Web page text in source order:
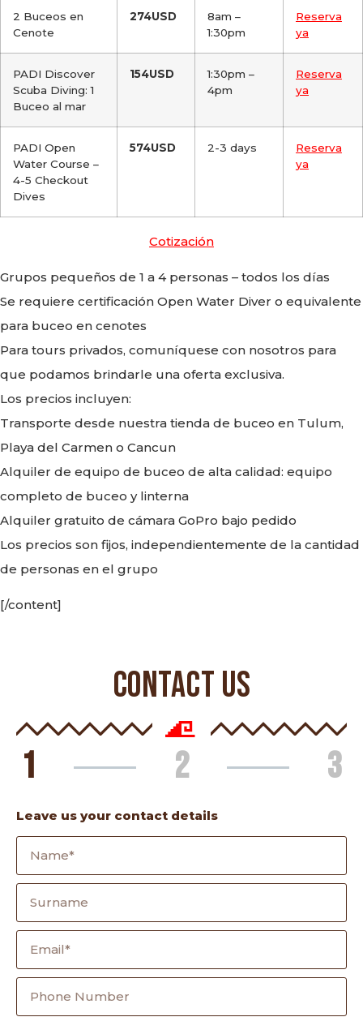
2 Buceos en
Cenote
274USD
8am –
1:30pm
Reserva
ya
PADI Discover
Scuba Diving: 1
Buceo al mar
154USD
1:30pm –
4pm
Reserva
ya
PADI Open
Water Course –
4-5 Checkout
Dives
574USD 2-3 days
Reserva
ya
Cotización
Grupos pequeños de 1 a 4 personas – todos los días
Se requiere certificación Open Water Diver o equivalente
para buceo en cenotes
Para tours privados, comuníquese con nosotros para
que podamos brindarle una oferta exclusiva.
Los precios incluyen:
Transporte desde nuestra tienda de buceo en Tulum,
Playa del Carmen o Cancun
Alquiler de equipo de buceo de alta calidad: equipo
completo de buceo y linterna
Alquiler gratuito de cámara GoPro bajo pedido
Los precios son fijos, independientemente de la cantidad
de personas en el grupo
[/content]
CONTACT US
1 2 3
Leave us your contact details